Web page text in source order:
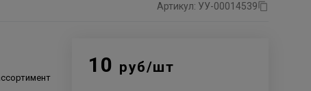
Артикул: УУ-00014539
10 руб/шт